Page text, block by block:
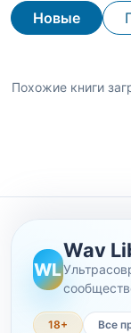
Новые
Похожие книги
WL
Wav
18+ Все